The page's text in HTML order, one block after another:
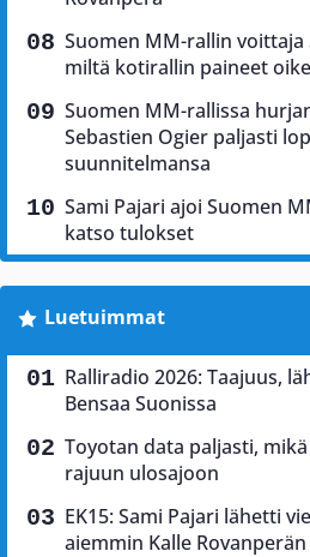
Suomen MM-rallin voittaja
miltä kotirallin paineet
Suomen MM-rallissa
Sebastien Ogier paljasti
suunnitelmansa
Sami Pajari ajoi Suomen
katso tulokset
Luetuimmat
Ralliradio 2026: Taajuus,
Bensaa Suonissa
Toyotan data paljasti,
rajuun ulosajoon
EK15: Sami Pajari lähetti
aiemmin Kalle